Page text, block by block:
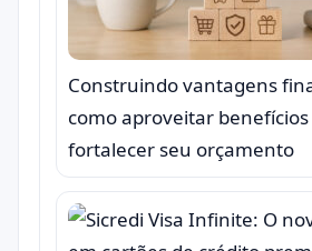
Construindo vantagens
como aproveitar
fortalecer seu orçamento